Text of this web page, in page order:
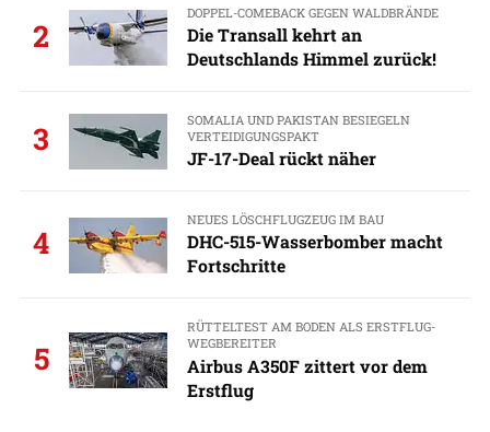
2
DOPPEL-COMEBACK GEGEN WALDBRÄNDE
Die Transall kehrt an
Deutschlands Himmel zurück!
3
SOMALIA UND PAKISTAN BESIEGELN
VERTEIDIGUNGSPAKT
JF-17-Deal rückt näher
4
NEUES LÖSCHFLUGZEUG IM BAU
DHC-515-Wasserbomber macht
Fortschritte
5
RÜTTELTEST AM BODEN ALS ERSTFLUG-
WEGBEREITER
Airbus A350F zittert vor dem
Erstflug